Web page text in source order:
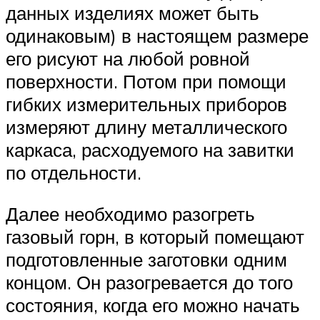
данных изделиях может быть
одинаковым) в настоящем размере
его рисуют на любой ровной
поверхности. Потом при помощи
гибких измерительных приборов
измеряют длину металлического
каркаса, расходуемого на завитки
по отдельности.
Далее необходимо разогреть
газовый горн, в который помещают
подготовленные заготовки одним
концом. Он разогревается до того
состояния, когда его можно начать